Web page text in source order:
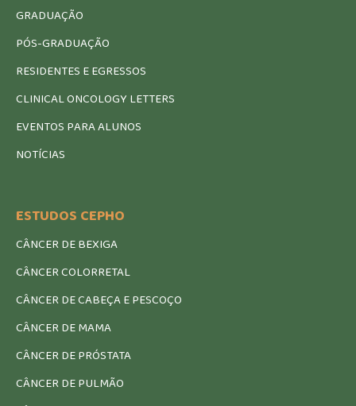
GRADUAÇÃO
PÓS-GRADUAÇÃO
RESIDENTES E EGRESSOS
CLINICAL ONCOLOGY LETTERS
EVENTOS PARA ALUNOS
NOTÍCIAS
ESTUDOS CEPHO
CÂNCER DE BEXIGA
CÂNCER COLORRETAL
CÂNCER DE CABEÇA E PESCOÇO
CÂNCER DE MAMA
CÂNCER DE PRÓSTATA
CÂNCER DE PULMÃO